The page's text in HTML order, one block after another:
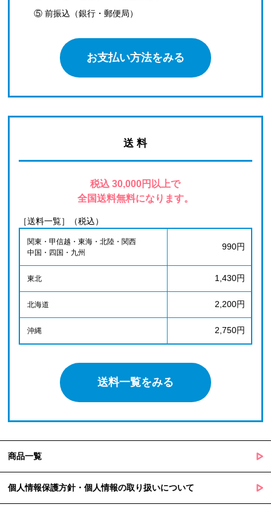
⑤ 前振込（銀行・郵便局）
お支払い方法をみる
送 料
税込 30,000円以上で
全国送料無料になります。
［送料一覧］（税込）
関東・甲信越・東海・北陸・関西
中国・四国・九州
990円
東北 1,430円
北海道 2,200円
沖縄 2,750円
送料一覧をみる
商品一覧
個人情報保護方針・個人情報の取り扱いについて